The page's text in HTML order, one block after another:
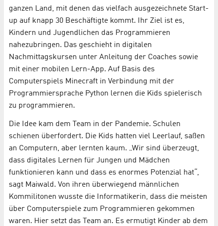
ganzen Land, mit denen das vielfach ausgezeichnete Start-
up auf knapp 30 Beschäftigte kommt. Ihr Ziel ist es,
Kindern und Jugendlichen das Programmieren
nahezubringen. Das geschieht in digitalen
Nachmittagskursen unter Anleitung der Coaches sowie
mit einer mobilen Lern-App. Auf Basis des
Computerspiels Minecraft in Verbindung mit der
Programmiersprache Python lernen die Kids spielerisch
zu programmieren.
Die Idee kam dem Team in der Pandemie. Schulen
schienen überfordert. Die Kids hatten viel Leerlauf, saßen
an Computern, aber lernten kaum. „Wir sind überzeugt,
dass digitales Lernen für Jungen und Mädchen
funktionieren kann und dass es enormes Potenzial hat“,
sagt Maiwald. Von ihren überwiegend männlichen
Kommilitonen wusste die Informatikerin, dass die meisten
über Computerspiele zum Programmieren gekommen
waren. Hier setzt das Team an. Es ermutigt Kinder ab dem